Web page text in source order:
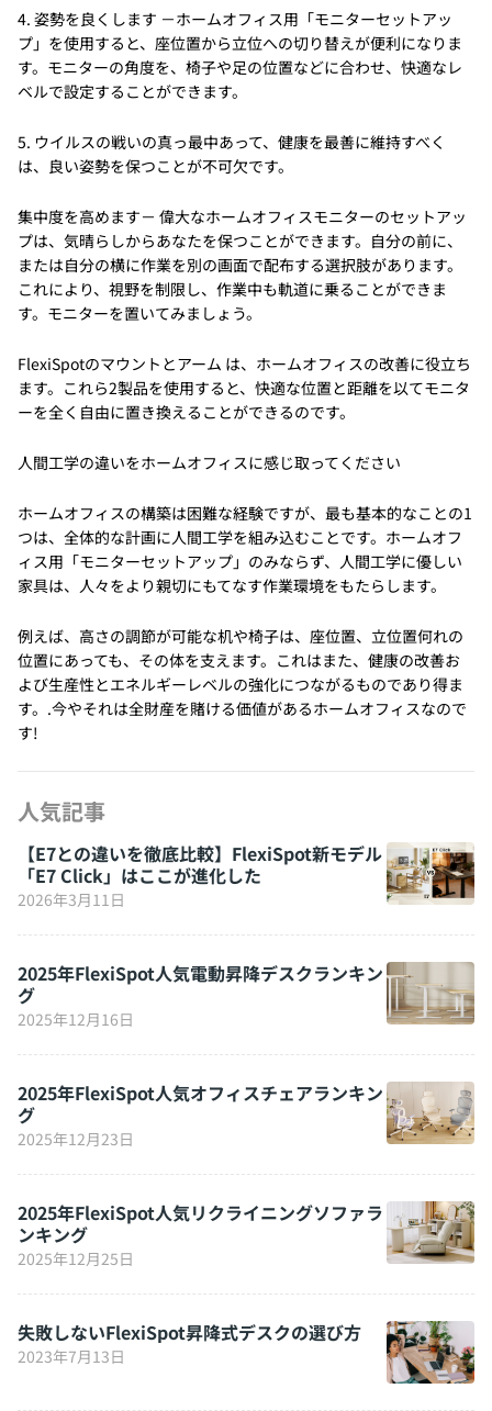
4. 姿勢を良くします －ホームオフィス用「モニターセットアッ
プ」を使用すると、座位置から立位への切り替えが便利になりま
す。モニターの角度を、椅子や足の位置などに合わせ、快適なレ
ベルで設定することができます。
5. ウイルスの戦いの真っ最中あって、健康を最善に維持すべく
は、良い姿勢を保つことが不可欠です。
集中度を高めます－ 偉大なホームオフィスモニターのセットアッ
プは、気晴らしからあなたを保つことができます。自分の前に、
または自分の横に作業を別の画面で配布する選択肢があります。
これにより、視野を制限し、作業中も軌道に乗ることができま
す。モニターを置いてみましょう。
FlexiSpotのマウントとアーム は、ホームオフィスの改善に役立ち
ます。これら2製品を使用すると、快適な位置と距離を以てモニタ
ーを全く自由に置き換えることができるのです。
人間工学の違いをホームオフィスに感じ取ってください
ホームオフィスの構築は困難な経験ですが、最も基本的なことの1
つは、全体的な計画に人間工学を組み込むことです。ホームオフ
ィス用「モニターセットアップ」のみならず、人間工学に優しい
家具は、人々をより親切にもてなす作業環境をもたらします。
例えば、高さの調節が可能な机や椅子は、座位置、立位置何れの
位置にあっても、その体を支えます。これはまた、健康の改善お
よび生産性とエネルギーレベルの強化につながるものであり得ま
す。.今やそれは全財産を賭ける価値があるホームオフィスなので
す!
人気記事
【E7との違いを徹底比較】FlexiSpot新モデル
「E7 Click」はここが進化した
2026年3月11日
2025年FlexiSpot人気電動昇降デスクランキン
グ
2025年12月16日
2025年FlexiSpot人気オフィスチェアランキン
グ
2025年12月23日
2025年FlexiSpot人気リクライニングソファラ
ンキング
2025年12月25日
失敗しないFlexiSpot昇降式デスクの選び方
2023年7月13日